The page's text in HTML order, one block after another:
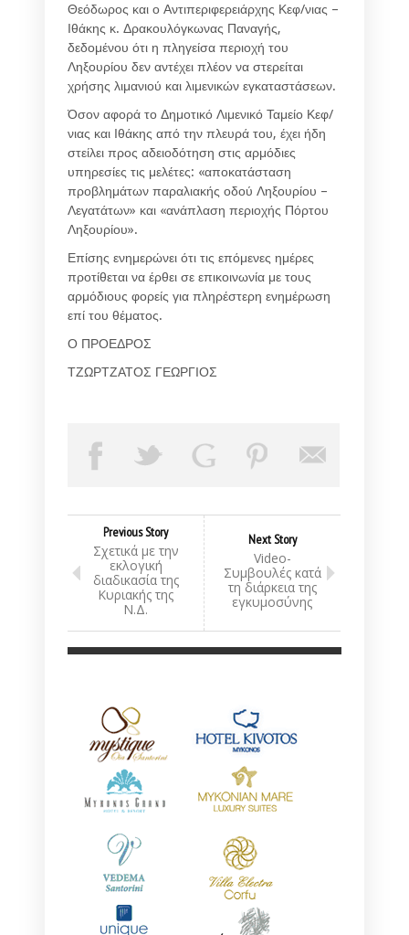
Θεόδωρος και ο Αντιπεριφερειάρχης Κεφ/νιας –
Ιθάκης κ. Δρακουλόγκωνας Παναγής,
δεδομένου ότι η πληγείσα περιοχή του
Ληξουρίου δεν αντέχει πλέον να στερείται
χρήσης λιμανιού και λιμενικών εγκαταστάσεων.
Όσον αφορά το Δημοτικό Λιμενικό Ταμείο Κεφ/
νιας και Ιθάκης από την πλευρά του, έχει ήδη
στείλει προς αδειοδότηση στις αρμόδιες
υπηρεσίες τις μελέτες: «αποκατάσταση
προβλημάτων παραλιακής οδού Ληξουρίου –
Λεγατάτων» και «ανάπλαση περιοχής Πόρτου
Ληξουρίου».
Επίσης ενημερώνει ότι τις επόμενες ημέρες
προτίθεται να έρθει σε επικοινωνία με τους
αρμόδιους φορείς για πληρέστερη ενημέρωση
επί του θέματος.
Ο ΠΡΟΕΔΡΟΣ
ΤΖΩΡΤΖΑΤΟΣ ΓΕΩΡΓΙΟΣ
Previous Story
Σχετικά με την
εκλογική
διαδικασία της
Κυριακής της
Ν.Δ.
Next Story
Video-
Συμβουλές κατά
τη διάρκεια της
εγκυμοσύνης